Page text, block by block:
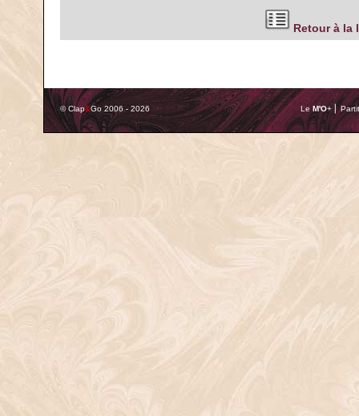
Retour à la
© Clap&Go 2006 - 2026 Le M'O+ ⎢